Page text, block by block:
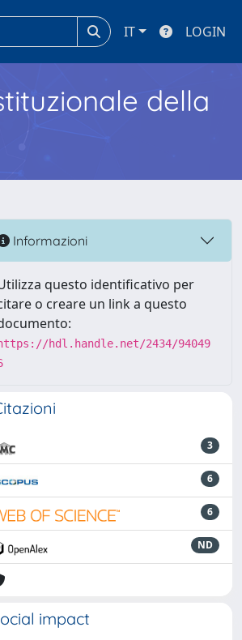
IT LOGIN
della
Informazioni
questo identificativo per
o creare un link a questo
hdl.handle.net/2434/94049
3
6
6
ND
impact